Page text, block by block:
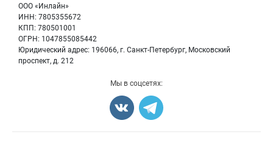
ООО «Инлайн»
ИНН: 7805355672
КПП: 780501001
ОГРН: 1047855085442
Юридический адрес: 196066, г. Санкт-Петербург, Московский
проспект, д. 212
Блог
Мы в соцсетях: